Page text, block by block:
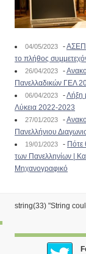
04/05/2023 -ΑΣΕΠ
το πλήθος
26/04/2023 -
Πανελλαδικών ΓΕΛ
06/04/2023 -Λήξη
Λύκεια 2022-2023
27/01/2023 -
Πανελλήνιου
19/01/2023 - Πότε
των Πανελληνίων |
Μηχανογραφικό
string(33) "String